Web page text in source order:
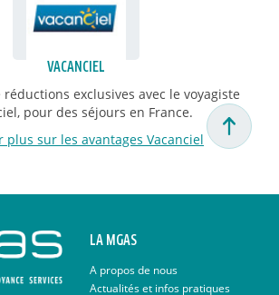
VACANCIEL
réductions exclusives avec le voyagiste
pour des séjours en France.
plus sur les avantages Vacanciel
LA MGAS
A propos de nous
Actualités et infos pratiques